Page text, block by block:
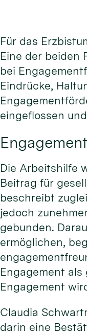
Für das
Eine der beiden
bei
Eindrücke,
eingeflossen
Die Arbeitshilfe
Beitrag für
beschreibt
jedoch
gebunden.
ermöglichen,
Engagement
Engagement
Claudia
darin eine